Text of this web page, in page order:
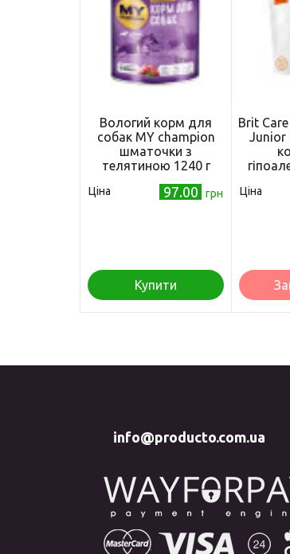
Вологий корм для
собак MY champion
шматочки з
телятиною 1240 г
Ціна 97.00 грн
Купити
Brit
Junior
Ціна
info@producto.com.ua